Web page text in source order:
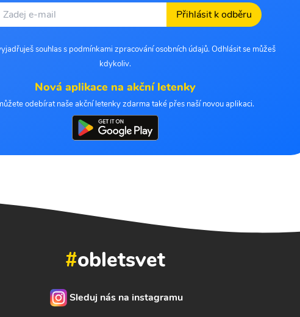
Přihlásit k odběru
souhlas s podmínkami zpracování osobních údajů. Odhlásit se můžeš
kdykoliv.
Nová aplikace na akční letenky
odebírat naše akční letenky zdarma také přes naší novou aplikaci.
#obletsvet
Sleduj nás na instagramu